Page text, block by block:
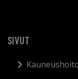
SIVUT